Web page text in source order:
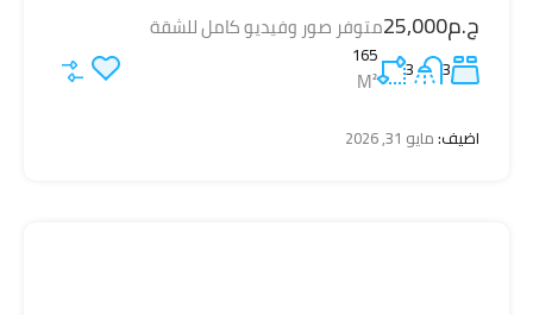
ج.م25,000 متوفر صور وفيديو كامل للشقة
3
3
165
M²
اضيف:مايو 31, 2026